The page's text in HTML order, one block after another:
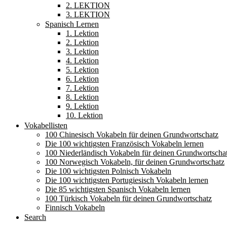
2. LEKTION
3. LEKTION
Spanisch Lernen
1. Lektion
2. Lektion
3. Lektion
4. Lektion
5. Lektion
6. Lektion
7. Lektion
8. Lektion
9. Lektion
10. Lektion
Vokabellisten
100 Chinesisch Vokabeln für deinen Grundwortschatz
Die 100 wichtigsten Französisch Vokabeln lernen
100 Niederländisch Vokabeln für deinen
100 Norwegisch Vokabeln, für deinen Grundwortschatz
Die 100 wichtigsten Polnisch Vokabeln
Die 100 wichtigsten Portugiesisch Vokabeln lernen
Die 85 wichtigsten Spanisch Vokabeln lernen
100 Türkisch Vokabeln für deinen Grundwortschatz
Finnisch Vokabeln
Search